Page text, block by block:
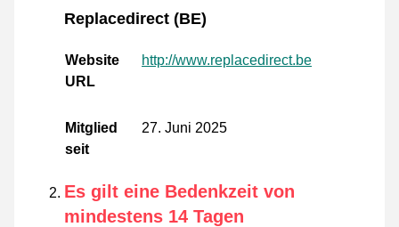
Replacedirect (BE)
Website
URL
http://www.replacedirect.be
Mitglied
seit
27. Juni 2025
Es gilt eine Bedenkzeit von
mindestens 14 Tagen